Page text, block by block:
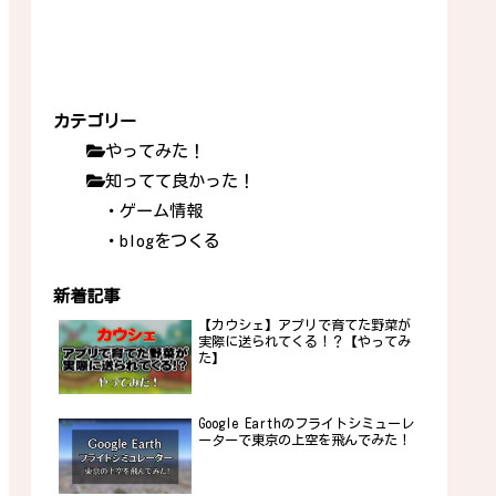
カテゴリー
やってみた！
知ってて良かった！
・ゲーム情報
・blogをつくる
新着記事
【カウシェ】アプリで育てた野菜が
実際に送られてくる！？【やってみ
た】
Google Earthのフライトシミューレ
ーターで東京の上空を飛んでみた！